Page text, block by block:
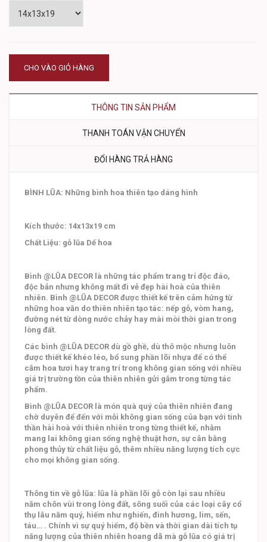
CHO VÀO GIỎ HÀNG
THÔNG TIN SẢN PHẨM
THANH TOÁN VẬN CHUYỂN
ĐỔI HÀNG TRẢ HÀNG
BÌNH LŨA: Những bình hoa thiên tạo dáng hình
Kích thước: 14x13x19 cm
Chất Liệu: gỗ lũa Dế hoa
Bình @LŨA DECOR là những tác phẩm trang trí độc đáo,
độc bản nhưng không mất đi vẻ đẹp hài hoà của thiên
nhiên. Bình @LŨA DECOR được thiết kế trên cảm hứng từ
những hoa văn do thiên nhiên tạo tác: nếp gỗ, vòm hang,
đường nét từ dòng nước chảy hay mài mòi thời gian trong
lòng đất.
Các bình @LŨA DECOR dù gồ ghề, dù thô mộc nhưng luôn
được thiết kế khéo léo, bổ sung phần lõi nhựa để có thể
cắm hoa tươi hay trang trí trong không gian sống với nhiều
giá trị trường tồn của thiên nhiên gửi gắm trong từng tác
phẩm.
Bình @LŨA DECOR là món quà quý của thiên nhiên đang
chờ duyên để đến với mỗi không gian sống của bạn với tinh
thần hài hoà với thiên nhiên trong từng thiết kế, nhằm
mang lai không gian sống nghệ thuật hơn, sự cân bằng
phong thủy từ chất liệu gỗ, thêm nhiều năng lượng tích cực
cho mọi không gian sống.
Thông tin về gỗ lũa: lũa là phần lõi gỗ còn lại sau nhiều
năm chôn vùi trong lòng đất, sông suối của các loại cây cổ
thụ lâu năm quý, hiếm như nghiến, đinh hương, lim, sến,
táu… . Chính vì sự quý hiếm, độ bền và thời gian dài tích tụ
năng lượng của thiên nhiên hoang dã mà gỗ lũa có giá trị